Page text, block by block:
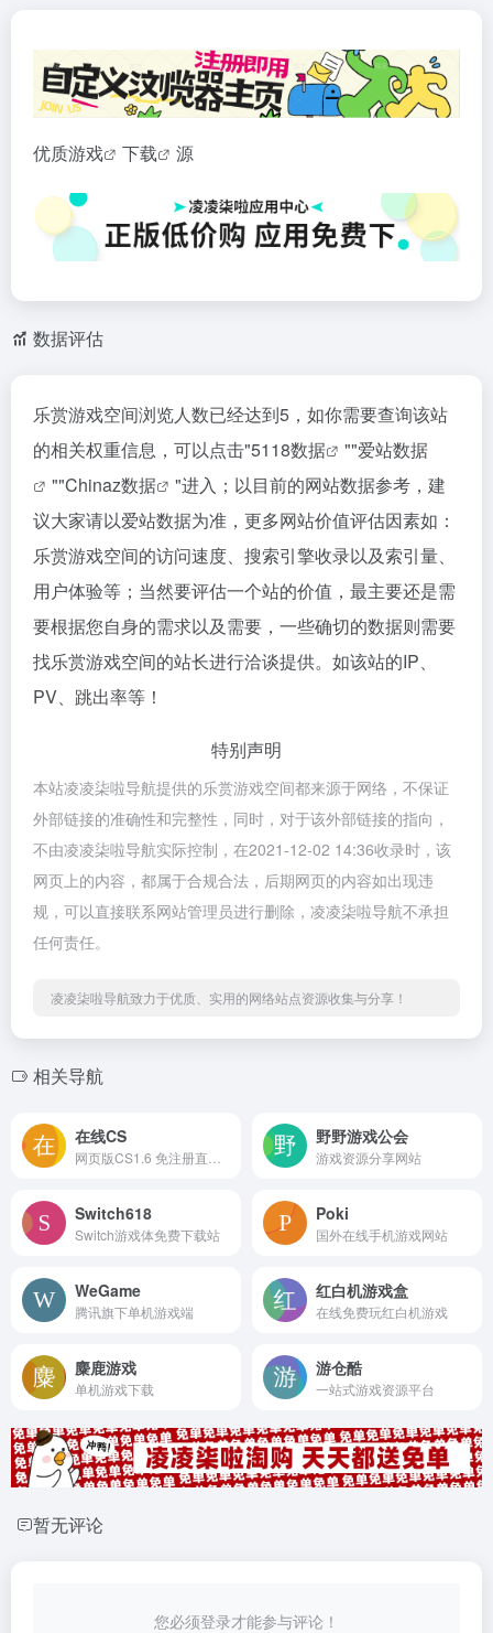
优质游戏 下载 源
数据评估
乐赏游戏空间浏览人数已经达到5，如你需要查询该站
的相关权重信息，可以点击"5118数据 ""爱站数据
""Chinaz数据
"进入；以目前的网站数据参考，建
议大家请以爱站数据为准，更多网站价值评估因素如：
乐赏游戏空间的访问速度、搜索引擎收录以及索引量、
用户体验等；当然要评估一个站的价值，最主要还是需
要根据您自身的需求以及需要，一些确切的数据则需要
找乐赏游戏空间的站长进行洽谈提供。如该站的IP、
PV、跳出率等！
特别声明
本站凌凌柒啦导航提供的乐赏游戏空间都来源于网络，不保证
外部链接的准确性和完整性，同时，对于该外部链接的指向，
不由凌凌柒啦导航实际控制，在2021-12-02 14:36收录时，该
网页上的内容，都属于合规合法，后期网页的内容如出现违
规，可以直接联系网站管理员进行删除，凌凌柒啦导航不承担
任何责任。
凌凌柒啦导航致力于优质、实用的网络站点资源收集与分享！
相关导航
在线CS 野野游戏公会
游戏资源分享网站
Switch618
Switch游戏体免费下载站
Poki
国外在线手机游戏网站
WeGame
腾讯旗下单机游戏端
红白机游戏盒
在线免费玩红白机游戏
麋鹿游戏
单机游戏下载
游仓酷
一站式游戏资源平台
暂无评论
您必须登录才能参与评论！